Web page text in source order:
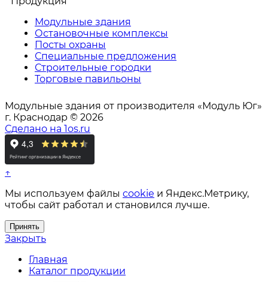
Модульные здания
Остановочные комплексы
Посты охраны
Специальные предложения
Строительные городки
Торговые павильоны
Модульные здания от производителя «Модуль Юг»
г. Краснодар © 2026
Сделано на 1os.ru
↑
Мы используем файлы cookie и Яндекс.Метрику,
чтобы сайт работал и становился лучше.
Принять
Закрыть
Главная
Каталог продукции